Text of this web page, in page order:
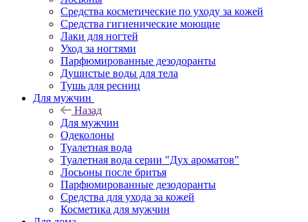
Средства косметические по уходу за кожей
Средства гигиенические моющие
Лаки для ногтей
Уход за ногтями
Парфюмированные дезодоранты
Душистые воды для тела
Тушь для ресниц
Для мужчин
Назад
Для мужчин
Одеколоны
Туалетная вода
Туалетная вода серии "Дух ароматов"
Лосьоны после бритья
Парфюмированные дезодоранты
Средства для ухода за кожей
Косметика для мужчин